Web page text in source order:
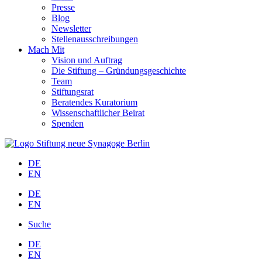
Presse
Blog
Newsletter
Stellenausschreibungen
Mach Mit
Vision und Auftrag
Die Stiftung – Gründungsgeschichte
Team
Stiftungsrat
Beratendes Kuratorium
Wissenschaftlicher Beirat
Spenden
DE
EN
DE
EN
Suche
DE
EN